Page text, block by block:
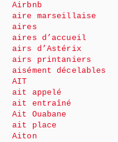
Airbnb
aire marseillaise
aires
aires d’accueil
airs d’Astérix
airs printaniers
aisément décelables
AIT
ait appelé
ait entraîné
Ait Ouabane
ait place
Aiton